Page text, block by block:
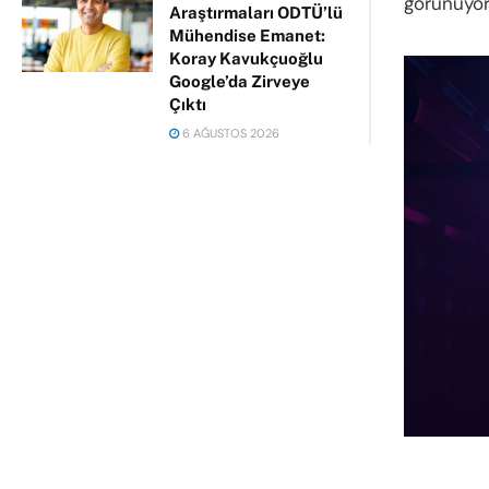
Araştırmaları ODTÜ’lü
Mühendise Emanet:
Koray Kavukçuoğlu
Google’da Zirveye
Çıktı
6 AĞUSTOS 2026